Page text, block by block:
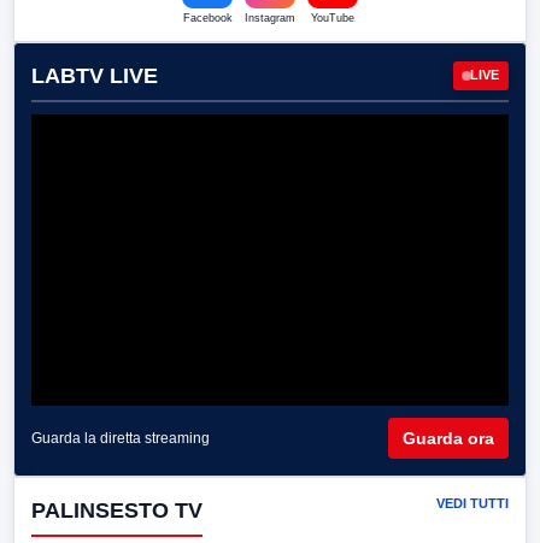
Facebook Instagram YouTube
LABTV LIVE LIVE
Guarda la diretta streaming Guarda ora
PALINSESTO TV VEDI TUTTI